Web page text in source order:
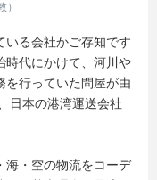
いる会社かご存知です
時代にかけて、河川や
を行っていた問屋が由
日本の港湾運送会社
海・空の物流をコーデ